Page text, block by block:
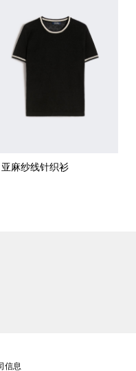
亚麻纱线针织衫
信息